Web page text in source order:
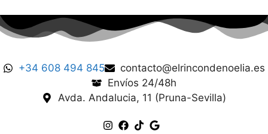
+34 608 494 845
contacto@elrincondenoelia.es
Envíos 24/48h
Avda. Andalucia, 11 (Pruna-Sevilla)